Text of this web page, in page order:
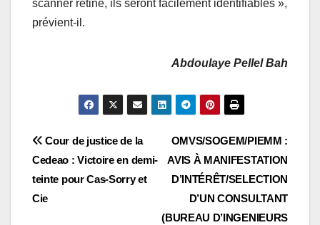
scanner rétine, ils seront facilement identifiables »,
prévient-il.
Abdoulaye Pellel Bah
Navigation
de
l’article
OMVS/SOGEM/PIEMM :
AVIS À MANIFESTATION
D’INTÉRÊT/SELECTION
D’UN CONSULTANT
(BUREAU D’INGENIEURS
Cour de justice de la
Cedeao : Victoire en demi-
teinte pour Cas-Sorry et
Cie